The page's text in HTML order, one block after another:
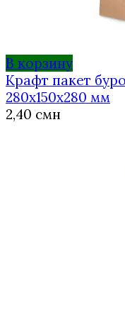
В корзину
Крафт пакет
280х150х280 мм
2,40 смн